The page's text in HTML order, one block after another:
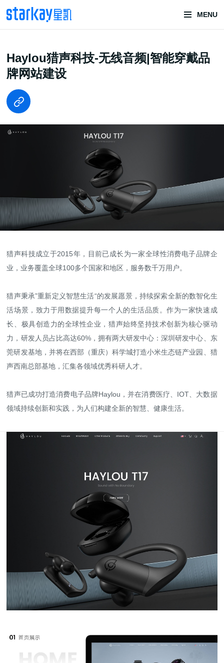
MENU
头部潮玩
技术服务商
潮玩技术解决方案
头部潮玩盲盒/谷子卡牌/二次元手办抽赏开发
一番赏/魔力赏/福袋抽赏/宝箱赏/无限赏
高端网站建设
广告大片形式做开发
Haylou猎声科技-无线音频|智能穿戴品
牌网站建设
猎声科技成立于2015年，目前已成长为一家全球性消费电子品牌企
业，业务覆盖全球100多个国家和地区，服务数千万用户。
猎声秉承”重新定义智慧生活“的发展愿景，持续探索全新的数智化生
活场景，致力于用数据提升每一个人的生活品质。作为一家快速成
长、极具创造力的全球性企业，猎声始终坚持技术创新为核心驱动
力，研发人员占比高达60%，拥有两大研发中心：深圳研发中心、东
莞研发基地，并将在西部（重庆）科学城打造小米生态链产业园、猎
声西南总部基地，汇集各领域优秀科研人才。
猎声已成功打造消费电子品牌Haylou，并在消费医疗、IOT、大数据
领域持续创新和实践，为人们构建全新的智慧、健康生活。